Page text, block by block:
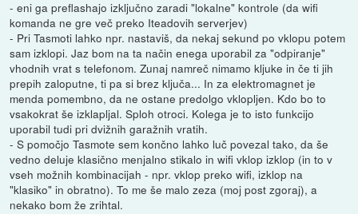
- eni ga preflashajo izključno zaradi "lokalne" kontrole (da wifi
komanda ne gre več preko Iteadovih serverjev)
- Pri Tasmoti lahko npr. nastaviš, da nekaj sekund po vklopu potem
sam izklopi. Jaz bom na ta način enega uporabil za "odpiranje"
vhodnih vrat s telefonom. Zunaj namreč nimamo kljuke in če ti jih
prepih zaloputne, ti pa si brez ključa... In za elektromagnet je
menda pomembno, da ne ostane predolgo vklopljen. Kdo bo to
vsakokrat še izklapljal. Sploh otroci. Kolega je to isto funkcijo
uporabil tudi pri dvižnih garažnih vratih.
- S pomočjo Tasmote sem končno lahko luč povezal tako, da še
vedno deluje klasično menjalno stikalo in wifi vklop izklop (in to v
vseh možnih kombinacijah - npr. vklop preko wifi, izklop na
"klasiko" in obratno). To me še malo zeza (moj post zgoraj), a
nekako bom že zrihtal.